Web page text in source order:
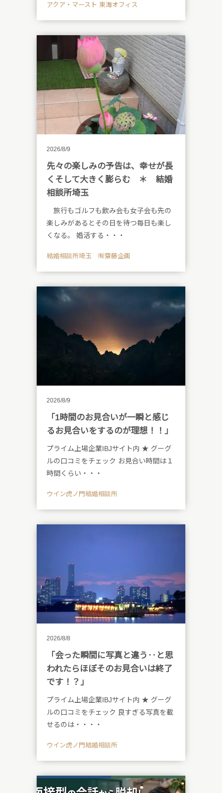
アクア・マースト 東海オフィス
2026/8/9
先々の楽しみの予告は、幸せが長
くそして大きく膨らむ ＊ 結婚
相談所埼玉
旅行もゴルフも飲み会も女子会も先の
楽しみがあるとその日を待つ毎日も楽し
くなる。 婚活する・・・
結婚相談所埼玉 ㈲齋藤企画
2026/8/9
「1時間のお見合いが一瞬と感じ
るお見合いをするのが理想！！」
プライム上場企業IBJサイト内 ★ グーグ
ルの口コミをチェック お見合い時間は１
時間くらい・・・
ウイン虎ノ門結婚相談所
2026/8/8
「会った瞬間に写真と違う‥と思
われたらほぼそのお見合いは終了
です！？」
プライム上場企業IBJサイト内 ★ グーグ
ルの口コミをチェック 良すぎる写真を載
せるのは・・・・
ウイン虎ノ門結婚相談所